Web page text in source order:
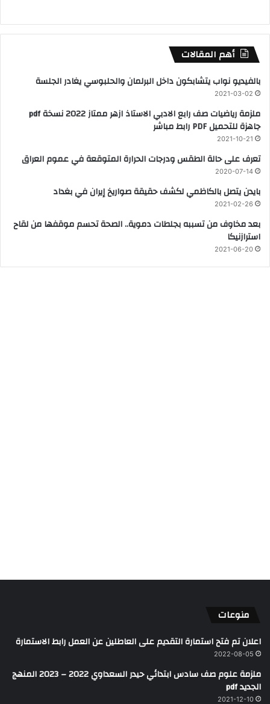
أهم المقالات
بالفيديو نواب يتشابكون داخل البرلمان والحلبوسي يغادر الجلسة
2021-03-02
ملزمة رياضيات صف رابع الادبي الاستاذ ازهر ممتاز 2022 نسخة pdf
جاهزة للتحميل PDF رابط مباشر
2021-10-21
تعرف على حالة الطقس ودرجات الحرارة المتوقعة في عموم العراق
2020-07-14
بايدن يتصل بالكاظمي لكشف حقيقة صواريخ إيران في بغداد
2021-02-26
بعد مخاوف من تسببه بجلطات دموية.. الصحة تحسم موقفها من لقاح
استرازنيكا
2021-06-20
منوعات
اعلان تم فتح استمارة التقديم على العاطلين عن العمل رابط الاستمارة
2022-08-05
ملزمة علوم صف سادس ابتدائي حيدر السعداوي 2022 – 2023 المنهج
الجديد pdf
2021-12-10